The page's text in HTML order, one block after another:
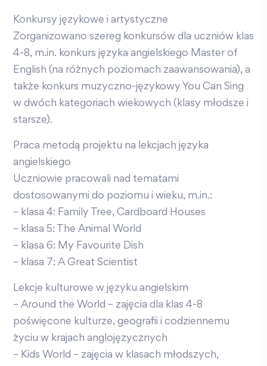
Konkursy językowe i artystyczne
Zorganizowano szereg konkursów dla uczniów klas
4-8, m.in. konkurs języka angielskiego Master of
English (na różnych poziomach zaawansowania), a
także konkurs muzyczno-językowy You Can Sing
w dwóch kategoriach wiekowych (klasy młodsze i
starsze).
Praca metodą projektu na lekcjach języka
angielskiego
Uczniowie pracowali nad tematami
dostosowanymi do poziomu i wieku, m.in.:
– klasa 4: Family Tree, Cardboard Houses
– klasa 5: The Animal World
– klasa 6: My Favourite Dish
– klasa 7: A Great Scientist
Lekcje kulturowe w języku angielskim
– Around the World – zajęcia dla klas 4-8
poświęcone kulturze, geografii i codziennemu
życiu w krajach anglojęzycznych
– Kids World – zajęcia w klasach młodszych,